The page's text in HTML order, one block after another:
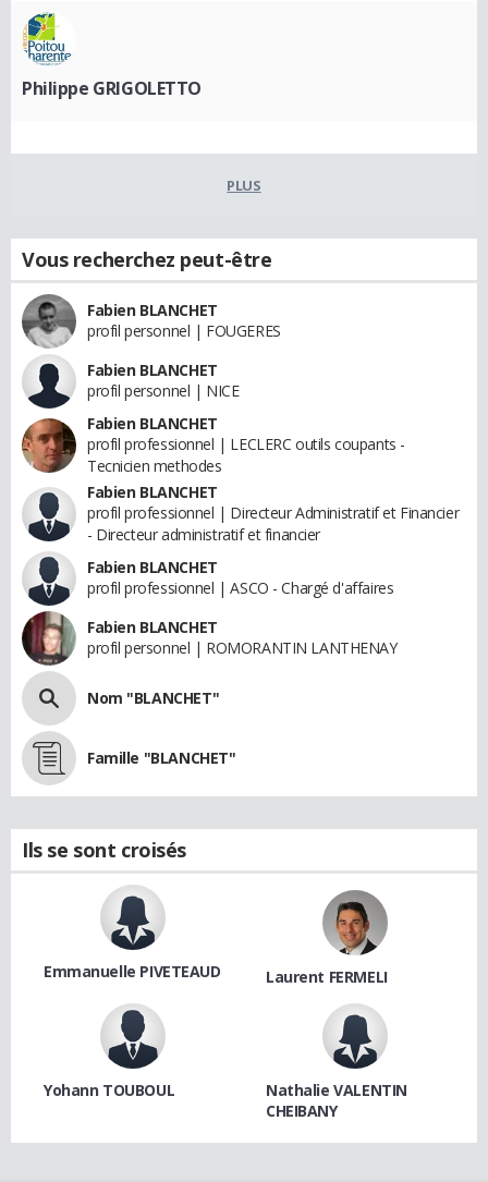
Philippe GRIGOLETTO
PLUS
Vous recherchez peut-être
Fabien BLANCHET
profil personnel | FOUGERES
Fabien BLANCHET
profil personnel | NICE
Fabien BLANCHET
profil professionnel | LECLERC outils coupants -
Tecnicien methodes
Fabien BLANCHET
profil professionnel | Directeur Administratif et Financier
- Directeur administratif et financier
Fabien BLANCHET
profil professionnel | ASCO - Chargé d'affaires
Fabien BLANCHET
profil personnel | ROMORANTIN LANTHENAY
Nom "BLANCHET"
Famille "BLANCHET"
Ils se sont croisés
Emmanuelle PIVETEAUD Laurent FERMELI
Yohann TOUBOUL
Nathalie VALENTIN
CHEIBANY